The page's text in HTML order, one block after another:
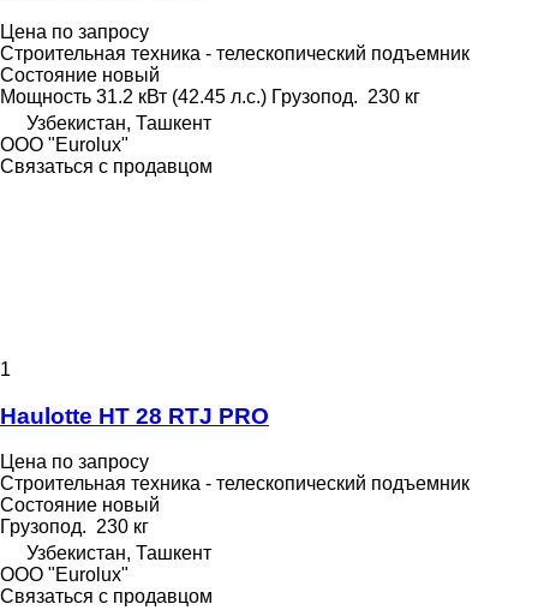
Цена по запросу
Строительная техника - телескопический подъемник
Состояние новый
Мощность 31.2 кВт (42.45 л.с.) Грузопод. 230 кг
Узбекистан, Ташкент
ООО "Eurolux"
Связаться с продавцом
1
Haulotte HT 28 RTJ PRO
Цена по запросу
Строительная техника - телескопический подъемник
Состояние новый
Грузопод. 230 кг
Узбекистан, Ташкент
ООО "Eurolux"
Связаться с продавцом